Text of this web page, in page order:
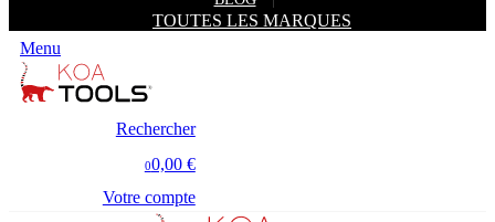
TOUTES LES MARQUES
Menu
Rechercher
00,00 €
Votre compte